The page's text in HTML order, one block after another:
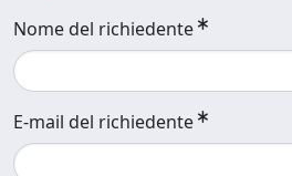
Nome del richiedente
E-mail del richiedente